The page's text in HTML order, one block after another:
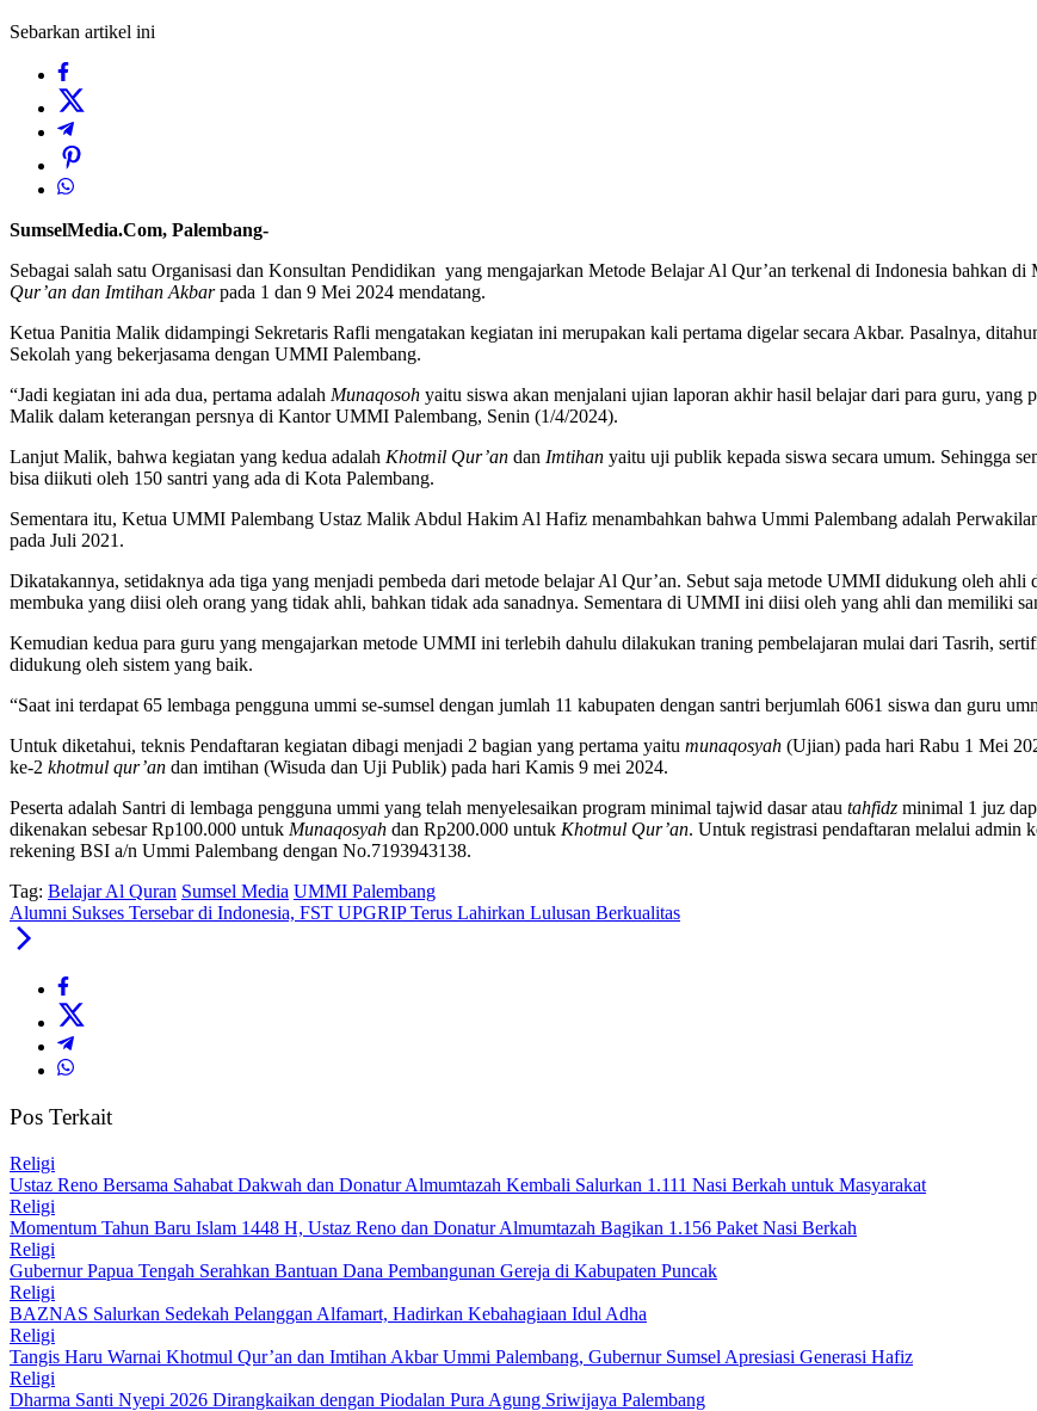
Sebarkan artikel ini
SumselMedia.Com, Palembang-
Sebagai salah satu Organisasi dan Konsultan Pendidikan yang mengajarkan Metode Belajar Al Qur’an terkenal di Indonesia bahkan
Qur’an dan Imtihan Akbarpada 1 dan 9 Mei 2024 mendatang.
Ketua Panitia Malik didampingi Sekretaris Rafli mengatakan kegiatan ini merupakan kali pertama digelar secara Akbar. Pasalnya,
Sekolah yang bekerjasama dengan UMMI Palembang.
“Jadi kegiatan ini ada dua, pertama adalah Munaqosoh yaitu siswa akan menjalani ujian laporan akhir hasil belajar dari para guru, yang
Malik dalam keterangan persnya di Kantor UMMI Palembang, Senin (1/4/2024).
Lanjut Malik, bahwa kegiatan yang kedua adalah Khotmil Qur’an dan Imtihan yaitu uji publik kepada siswa secara umum. Sehingga
bisa diikuti oleh 150 santri yang ada di Kota Palembang.
Sementara itu, Ketua UMMI Palembang Ustaz Malik Abdul Hakim Al Hafiz menambahkan bahwa Ummi Palembang adalah
pada Juli 2021.
Dikatakannya, setidaknya ada tiga yang menjadi pembeda dari metode belajar Al Qur’an. Sebut saja metode UMMI didukung oleh ahli
membuka yang diisi oleh orang yang tidak ahli, bahkan tidak ada sanadnya. Sementara di UMMI ini diisi oleh yang ahli dan memiliki
Kemudian kedua para guru yang mengajarkan metode UMMI ini terlebih dahulu dilakukan traning pembelajaran mulai dari Tasrih,
didukung oleh sistem yang baik.
“Saat ini terdapat 65 lembaga pengguna ummi se-sumsel dengan jumlah 11 kabupaten dengan santri berjumlah 6061 siswa dan guru
Untuk diketahui, teknis Pendaftaran kegiatan dibagi menjadi 2 bagian yang pertama yaitu munaqosyah (Ujian) pada hari Rabu 1 Mei
ke-2 khotmul qur’an dan imtihan (Wisuda dan Uji Publik) pada hari Kamis 9 mei 2024.
Peserta adalah Santri di lembaga pengguna ummi yang telah menyelesaikan program minimal tajwid dasar atau tahfidz minimal 1 juz
dikenakan sebesar Rp100.000 untuk Munaqosyah dan Rp200.000 untuk Khotmul Qur’an. Untuk registrasi pendaftaran melalui admin
rekening BSI a/n Ummi Palembang dengan No.7193943138.
Tag: Belajar Al Quran Sumsel Media UMMI Palembang
Alumni Sukses Tersebar di Indonesia, FST UPGRIP Terus Lahirkan Lulusan Berkualitas
Pos Terkait
Religi
Ustaz Reno Bersama Sahabat Dakwah dan Donatur Almumtazah Kembali Salurkan 1.111 Nasi Berkah untuk Masyarakat
Religi
Momentum Tahun Baru Islam 1448 H, Ustaz Reno dan Donatur Almumtazah Bagikan 1.156 Paket Nasi Berkah
Religi
Gubernur Papua Tengah Serahkan Bantuan Dana Pembangunan Gereja di Kabupaten Puncak
Religi
BAZNAS Salurkan Sedekah Pelanggan Alfamart, Hadirkan Kebahagiaan Idul Adha
Religi
Tangis Haru Warnai Khotmul Qur’an dan Imtihan Akbar Ummi Palembang, Gubernur Sumsel Apresiasi Generasi Hafiz
Religi
Dharma Santi Nyepi 2026 Dirangkaikan dengan Piodalan Pura Agung Sriwijaya Palembang